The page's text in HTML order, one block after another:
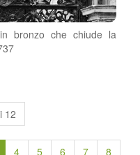
bronzo che chiude la
12
4 5 6 7 8